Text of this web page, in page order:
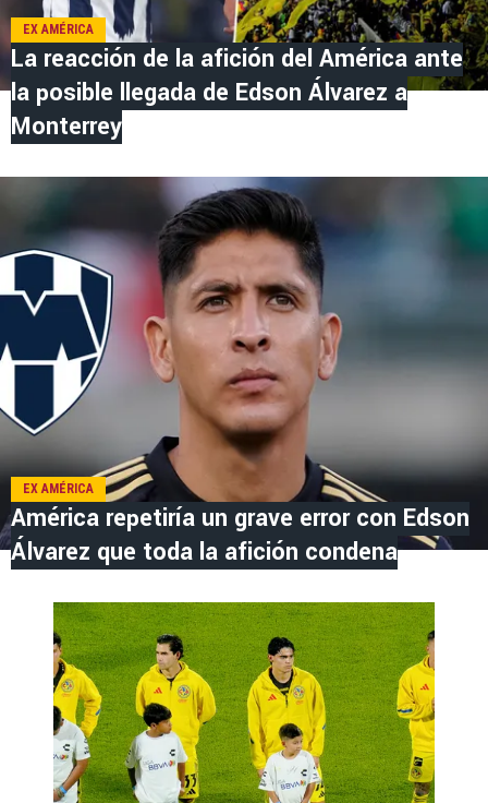
EX AMÉRICA
La reacción de la afición del América ante
la posible llegada de Edson Álvarez a
Monterrey
EX AMÉRICA
América repetiría un grave error con Edson
Álvarez que toda la afición condena